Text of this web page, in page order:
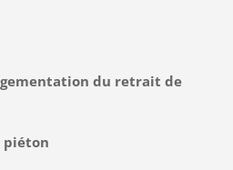
du retrait de
piéton